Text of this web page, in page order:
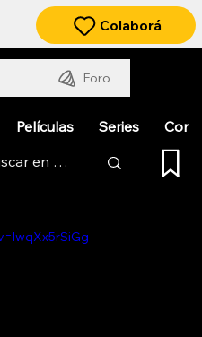
Foro
Colaborá
Películas Series